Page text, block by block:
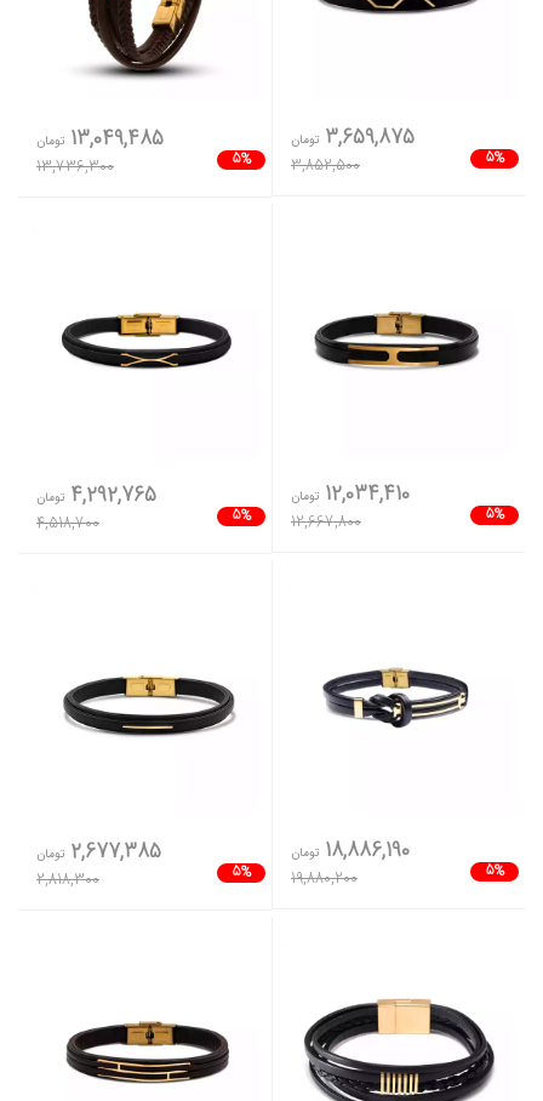
5%
3,659,875 تومان
3,852,500
5%
13,049,485 تومان
13,736,300
5%
12,034,410 تومان
12,667,800
5%
4,292,765 تومان
4,518,700
5%
18,886,190 تومان
19,880,200
5%
2,677,385 تومان
2,818,300